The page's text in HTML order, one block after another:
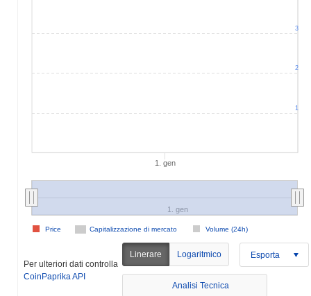
1. gen
Capitalizzazione di mercato Volume (24h)
Price
1. gen
1
2
3
Per ulteriori dati controlla
CoinPaprika API
Linerare Logaritmico Esporta
Analisi Tecnica